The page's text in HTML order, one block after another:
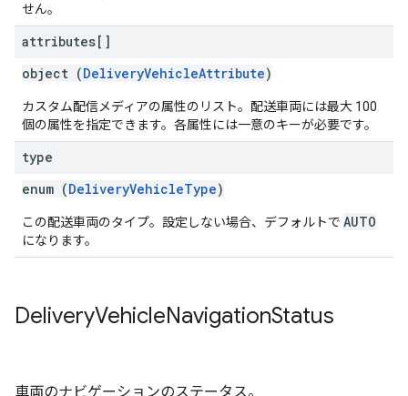
せん。
attributes[]
object (DeliveryVehicleAttribute)
カスタム配信メディアの属性のリスト。配送車両には最大 100
個の属性を指定できます。各属性には一意のキーが必要です。
type
enum (DeliveryVehicleType)
この配送車両のタイプ。設定しない場合、デフォルトで AUTO
になります。
DeliveryVehicleNavigationStatus
車両のナビゲーションのステータス。